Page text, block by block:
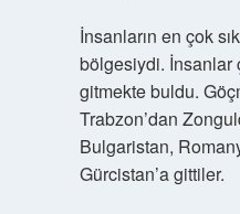
İnsanların en çok
bölgesiydi. İnsanlar
gitmekte buldu.
Trabzon’dan
Bulgaristan,
Gürcistan’a gittiler.